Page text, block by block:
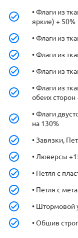
• Флаги из
яркие) + 50%
• Флаги из
• Флаги из
• Флаги из
• Флаги из
обеих сторон
• Флаги
на 130%
• Завязки,
• Люверсы
• Петля с
• Петля с
• Штормовой
• Обшив